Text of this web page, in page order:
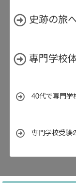
史跡の旅
專門学校
40代で専門学
専門学校受験